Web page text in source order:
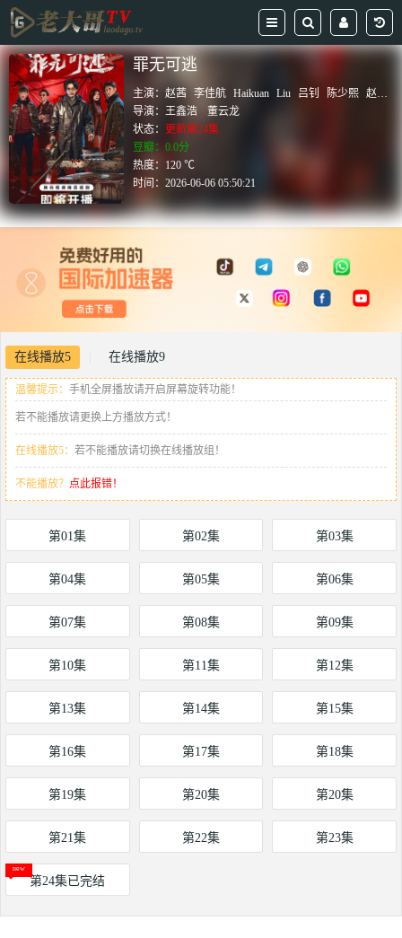
罪无可逃
主演：赵茜 李佳航 Haikuan Liu 吕钊 陈少熙 赵小童
导演：王鑫浩
董云龙
状态： 更新第24集
豆瓣：0.0分
热度：120 ℃
时间：2026-06-06 05:50:21
在线播放5 在线播放9
温馨提示： 手机全屏播放请开启屏幕旋转功能！
若不能播放请更换上方播放方式！
在线播放5： 若不能播放请切换在线播放组！
不能播放？ 点此报错！
第01集 第02集 第03集
第04集 第05集 第06集
第07集 第08集 第09集
第10集 第11集 第12集
第13集 第14集 第15集
第16集 第17集 第18集
第19集 第20集 第20集
第21集 第22集 第23集
第24集已完结